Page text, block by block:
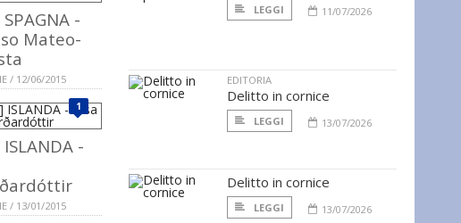
-
Mateo-
/ 12/06/2015
1
-
/ 13/01/2015
LEGGI 11/07/2026
EDITORIA
Delitto in cornice
LEGGI 13/07/2026
Delitto in cornice
LEGGI 13/07/2026